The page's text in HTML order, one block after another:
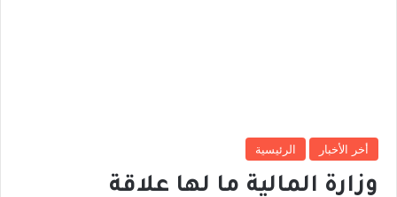
أخر الأخبار الرئيسية
وزارة المالية ما لها علاقة